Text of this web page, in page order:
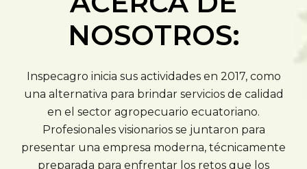
NOSOTROS:
Inspecagro inicia sus actividades en 2017, como
una alternativa para brindar servicios de calidad
en el sector agropecuario ecuatoriano.
Profesionales visionarios se juntaron para
presentar una empresa moderna, técnicamente
preparada para enfrentar los retos que los